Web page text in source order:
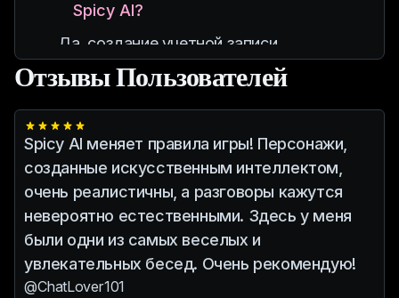
конфиденциальности и
безопасности, гарантируя, что все
разговоры зашифрованы, а ваши
данные защищены.
Spicy AI?
Да, создание учетной записи
позволяет вам сохранять чаты,
настраивать персонажей AI и
получать доступ к расширенным
функциям.
Однако при желании вы можете
начать общение в качестве гостя.
Отзывы Пользователей
Spicy AI меняет правила игры! Персонажи,
созданные искусственным интеллектом,
очень реалистичны, а разговоры кажутся
невероятно естественными. Здесь у меня
были одни из самых веселых и
увлекательных бесед. Очень рекомендую!
@ChatLover101